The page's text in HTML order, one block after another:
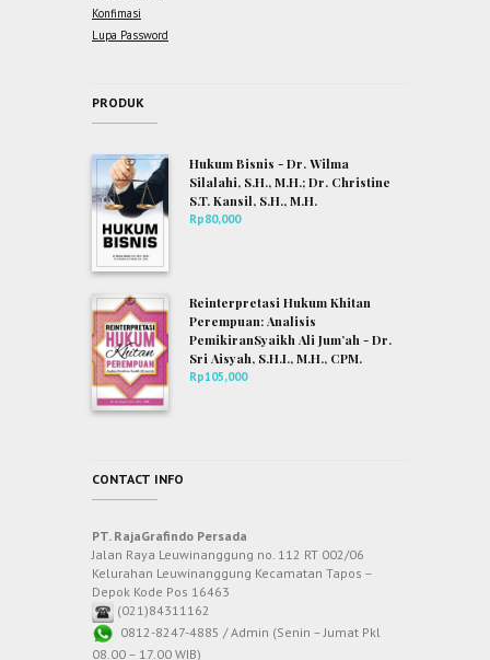
Konfimasi
Lupa Password
PRODUK
Hukum Bisnis - Dr. Wilma
Silalahi, S.H., M.H.; Dr. Christine
S.T. Kansil, S.H., M.H.
Rp80,000
Reinterpretasi Hukum Khitan
Perempuan: Analisis
PemikiranSyaikh Ali Jum’ah - Dr.
Sri Aisyah, S.H.I., M.H., CPM.
Rp105,000
CONTACT INFO
PT. RajaGrafindo Persada
Jalan Raya Leuwinanggung no. 112 RT 002/06
Kelurahan Leuwinanggung Kecamatan Tapos –
Depok Kode Pos 16463
(021)84311162
0812-8247-4885 / Admin (Senin – Jumat Pkl
08.00 – 17.00 WIB)